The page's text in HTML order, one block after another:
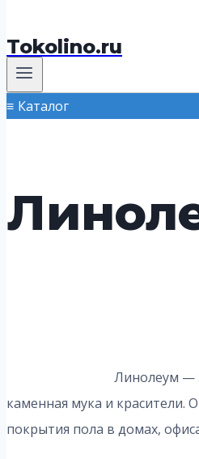
Tokolino.ru
Каталог
Линолеум —
каменная мука и красители.
покрытия пола в домах,